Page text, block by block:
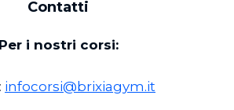
Contatti
Per i nostri corsi:
infocorsi@brixiagym.it